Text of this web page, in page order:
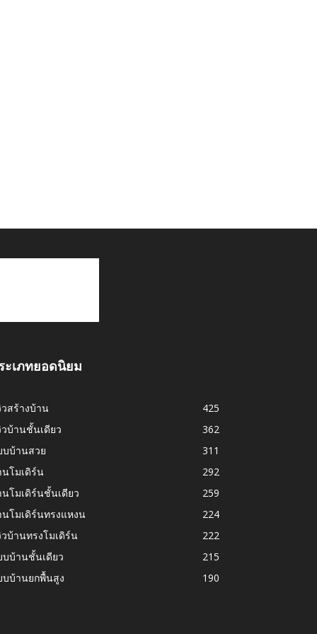
ะเภทยอดนิยม
สร้างบ้าน
425
บ้านชั้นเดียว
362
บบ้านสวย
311
โมเดิร์น
292
โมเดิร์นชั้นเดียว
259
โมเดิร์นทรงแหงน
224
บ้านทรงโมเดิร์น
222
บบ้านชั้นเดียว
215
บบ้านยกพื้นสูง
190